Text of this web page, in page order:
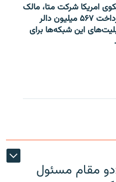
امریکا شرکت متا، مالک
فیس‌بوک و اینستاگرام، را به پرداخت ۵۶۷ میلیون دالر
این شبکه‌ها برای
مقام مسئول